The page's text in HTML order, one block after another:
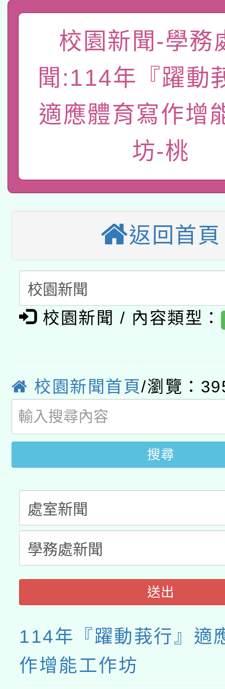
礎課程
「數位內容與教學軟
有關大陸委員會函釋公
薪期間赴陸應申請許可
轉知經濟部水利署委託
業技術研究院辦理「
用水績優單位及節水達
115年8月22日(星期六
桃園市孔廟祈福系列
開 智慧啟航」
本校115學年度第2次
招甄選結果公告(無人
招)
適應運動共學行動站研
本館辦理115年度閱讀
暨閱讀推動專業研習
科技賦能─人工智慧
礎課程
A3數位素養講師名單
「數位內容與教學軟體
pilot」
有關大陸委員會函釋公
轉知經濟部水利署委託
用水績優單位及節水達
動」
桃園市孔廟祈福系列
開 智慧啟航」
2026年桃園地景藝術
校園新聞-學務
聞:114年『躍動
適應體育寫作增
坊-桃
返回首頁
校園新聞 / 內容類型：
校園新聞首頁/瀏覽：
搜尋
送出
114年『躍動莪行』適
作增能工作坊